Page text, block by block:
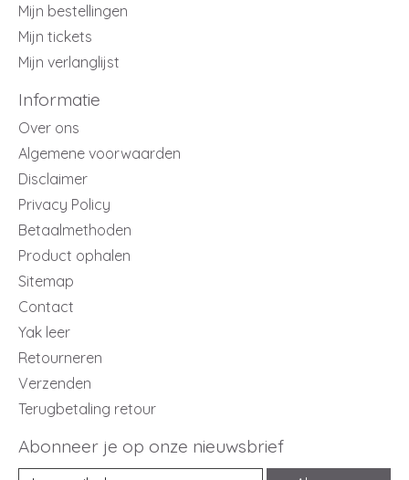
Mijn bestellingen
Mijn tickets
Mijn verlanglijst
Informatie
Over ons
Algemene voorwaarden
Disclaimer
Privacy Policy
Betaalmethoden
Product ophalen
Sitemap
Contact
Yak leer
Retourneren
Verzenden
Terugbetaling retour
Abonneer je op onze nieuwsbrief